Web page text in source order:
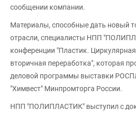
сообщении компании.
Материалы, способные дать новый
отрасли, специалисты НПП
конференции "Пластик.
вторичная переработка", которая
деловой программы выставки
"Химвест" Минпромторга России.
НПП "ПОЛИПЛАСТИК" выступил с